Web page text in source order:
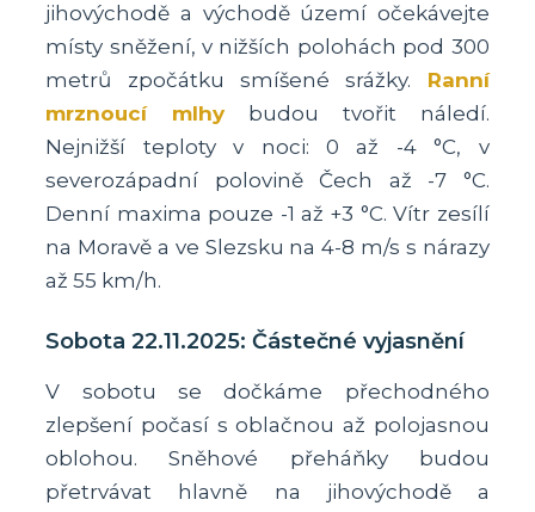
jihovýchodě a východě území očekávejte
místy sněžení, v nižších polohách pod 300
metrů zpočátku smíšené srážky. Ranní
mrznoucí mlhy budou tvořit náledí.
Nejnižší teploty v noci: 0 až -4 °C, v
severozápadní polovině Čech až -7 °C.
Denní maxima pouze -1 až +3 °C. Vítr zesílí
na Moravě a ve Slezsku na 4-8 m/s s nárazy
až 55 km/h.
Sobota 22.11.2025: Částečné vyjasnění
V sobotu se dočkáme přechodného
zlepšení počasí s oblačnou až polojasnou
oblohou. Sněhové přeháňky budou
přetrvávat hlavně na jihovýchodě a